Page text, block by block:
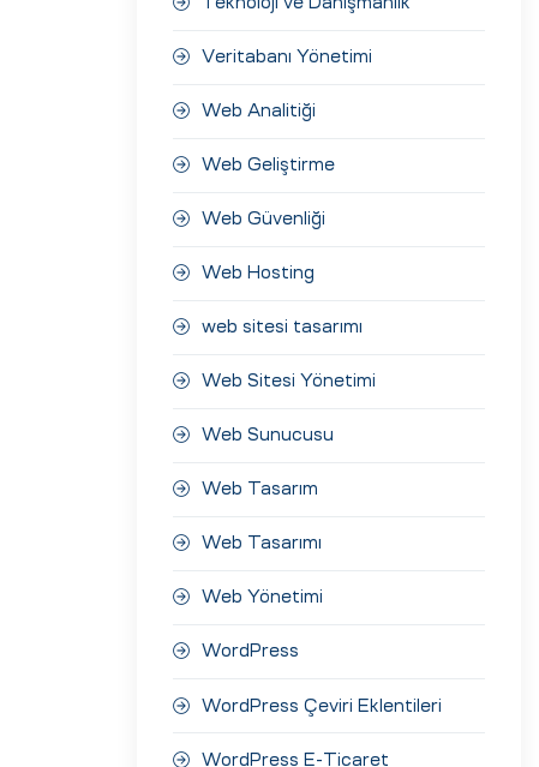
Veritabanı Yönetimi
Web Analitiği
Web Geliştirme
Web Güvenliği
Web Hosting
web sitesi tasarımı
Web Sitesi Yönetimi
Web Sunucusu
Web Tasarım
Web Tasarımı
Web Yönetimi
WordPress
WordPress Çeviri Eklentileri
WordPress E-Ticaret